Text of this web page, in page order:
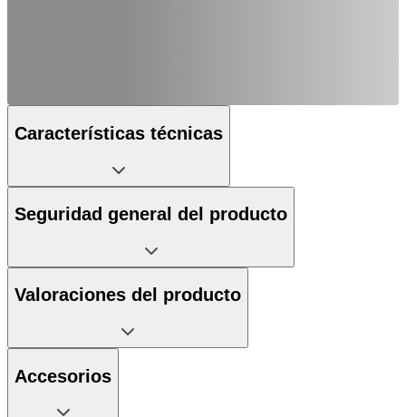
Características técnicas
Seguridad general del producto
Valoraciones del producto
Accesorios